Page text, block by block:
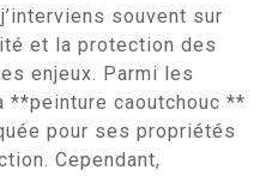
souvent sur
et la protection des
enjeux. Parmi les
caoutchouc **
pour ses propriétés
Cependant,